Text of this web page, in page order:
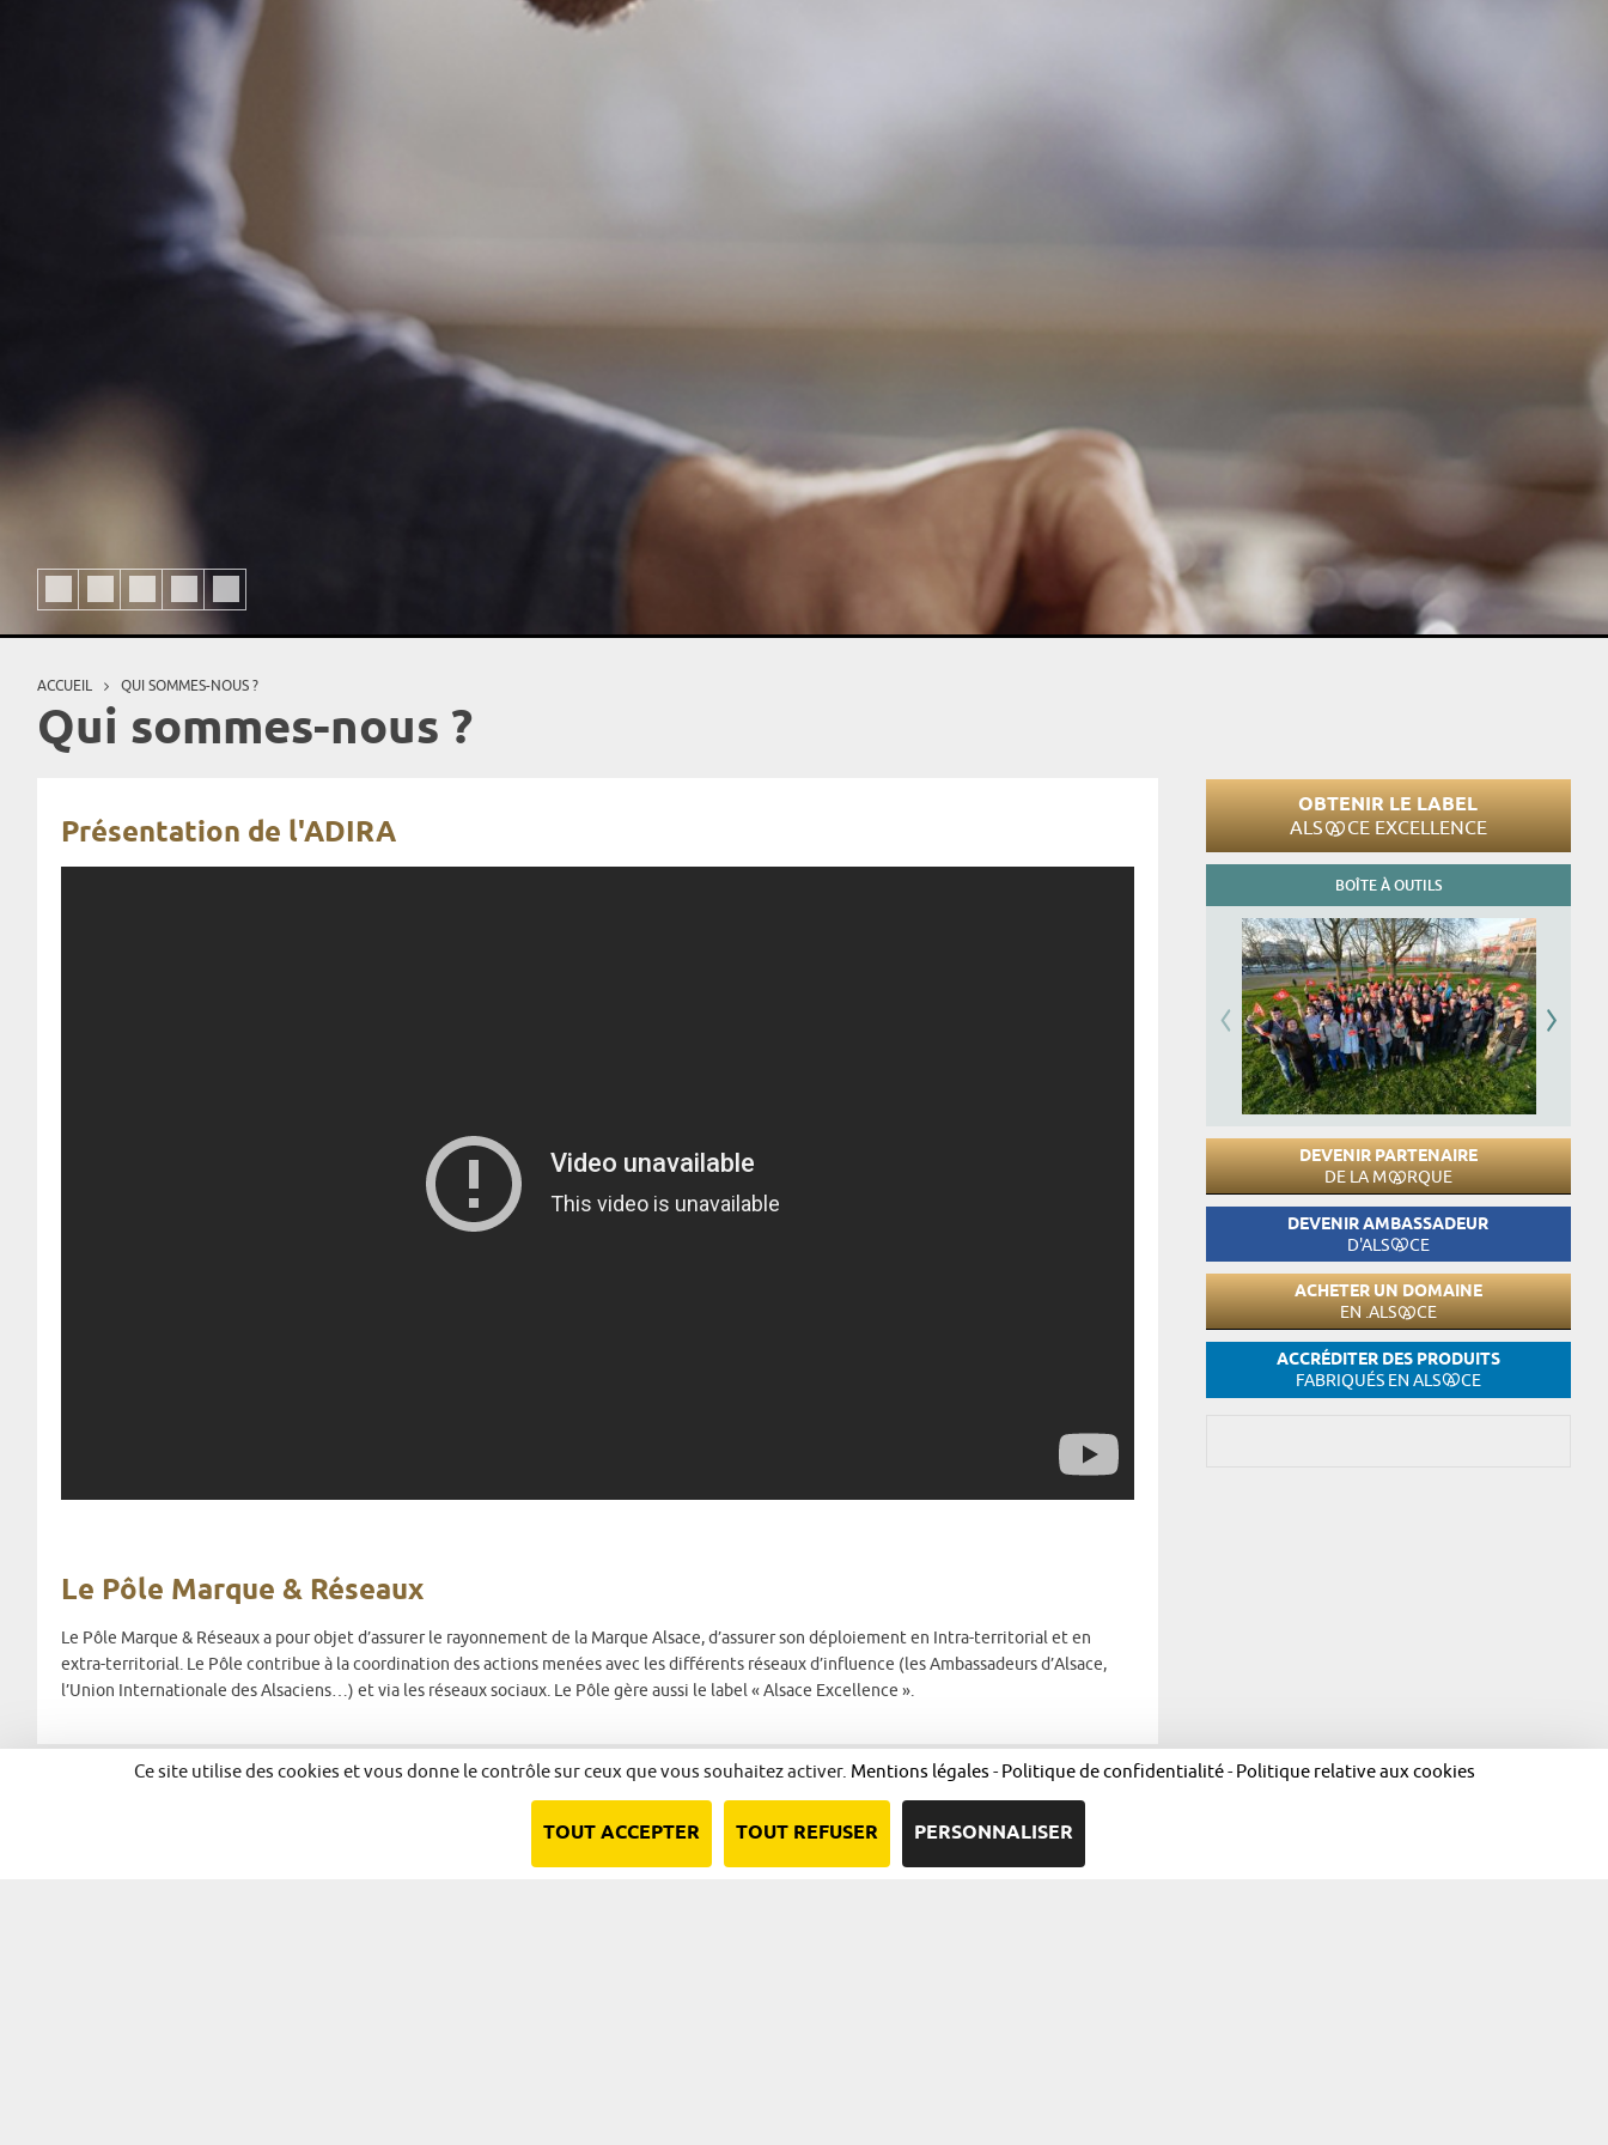
Vous êtes ici
ACCUEIL QUI SOMMES-NOUS ?
Qui sommes-nous ?
Présentation de l'ADIRA
Le Pôle Marque & Réseaux
Le Pôle Marque & Réseaux a pour objet d’assurer le rayonnement de la Marque Alsace, d’assurer son déploiement en Intra-territorial et en
extra-territorial. Le Pôle contribue à la coordination des actions menées avec les différents réseaux d’influence (les Ambassadeurs d’Alsace,
l’Union Internationale des Alsaciens…) et via les réseaux sociaux. Le Pôle gère aussi le label « Alsace Excellence ».
OBTENIR LE LABEL
ALS CE EXCELLENCE
BOÎTE À OUTILS
DEVENIR PARTENAIRE
DE LA M RQUE
DEVENIR AMBASSADEUR
D'ALS CE
ACHETER UN DOMAINE
EN .ALS CE
ACCRÉDITER DES PRODUITS
FABRIQUÉS EN ALS CE
Ce site utilise des cookies et vous donne le contrôle sur ceux que vous souhaitez activer. Mentions légales - Politique de confidentialité- Politique relative aux cookies
TOUT ACCEPTER TOUT REFUSER PERSONNALISER